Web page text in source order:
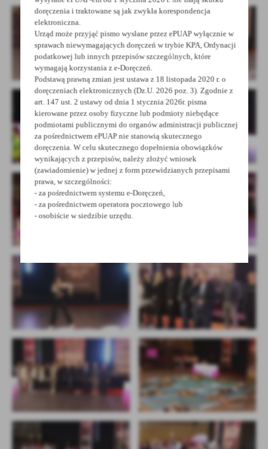
doręczenia i traktowane są jak zwykła korespondencja
elektroniczna.
Urząd może przyjąć pismo wysłane przez ePUAP wyłącznie w
sprawach niewymagających doręczeń w trybie KPA, Ordynacji
podatkowej lub innych przepisów szczególnych, które
wymagają korzystania z e-Doręczeń.
Podstawą prawną zmian jest ustawa z 18 listopada 2020 r. o
doręczeniach elektronicznych (Dz.U. 2026 poz. 3). Zgodnie z
art. 147 ust. 2 ustawy od dnia 1 stycznia 2026r. pisma
kierowane przez osoby fizyczne lub podmioty niebędące
podmiotami publicznymi do organów administracji publicznej
za pośrednictwem ePUAP nie stanowią skutecznego
doręczenia. W celu skutecznego dopełnienia obowiązków
wynikających z przepisów, należy złożyć wniosek
(zawiadomienie) w jednej z form przewidzianych przepisami
prawa, w szczególności:
- za pośrednictwem systemu e-Doręczeń,
- za pośrednictwem operatora pocztowego lub
- osobiście w siedzibie urzędu.